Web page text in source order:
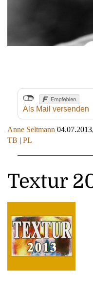
Als Mail versenden
Anne Seltmann
TB | PL
Textur